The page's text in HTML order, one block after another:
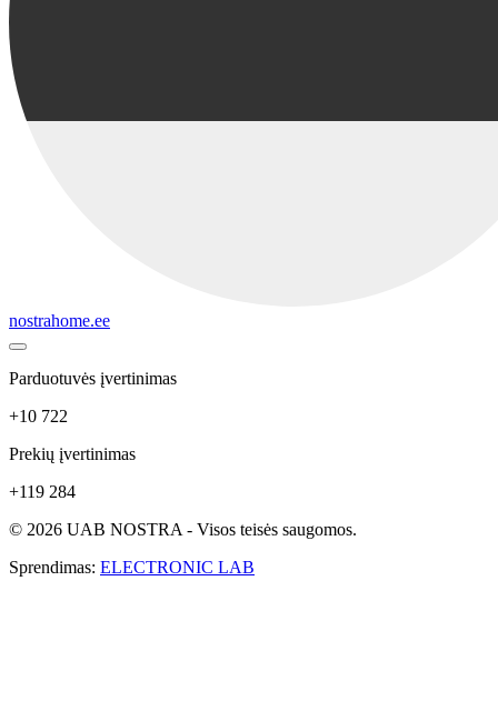
nostrahome.ee
Parduotuvės įvertinimas
+10 722
Prekių įvertinimas
+119 284
© 2026 UAB NOSTRA - Visos teisės saugomos.
Sprendimas: ELECTRONIC LAB